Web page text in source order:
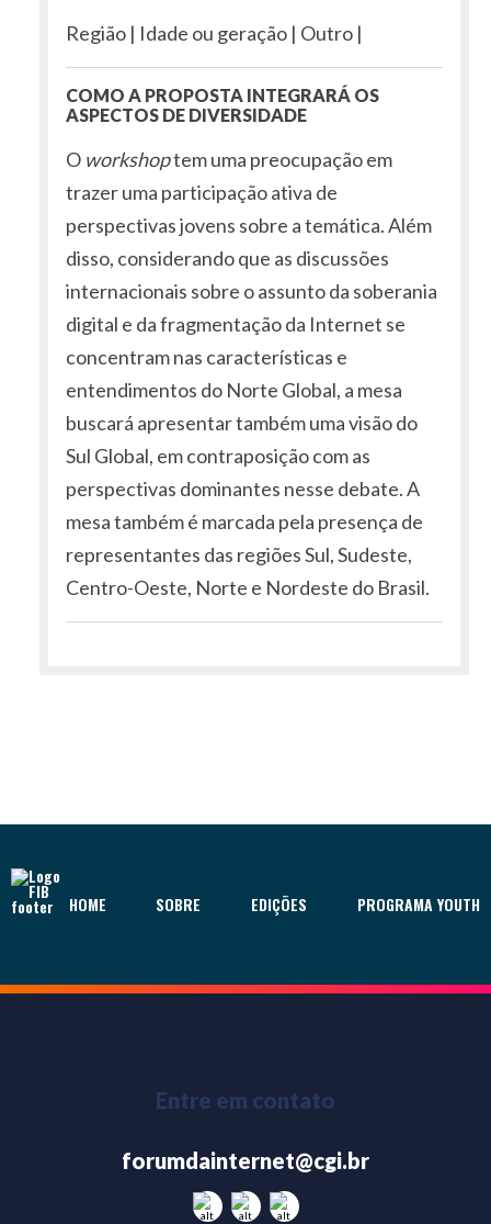
Região | Idade ou geração | Outro |
COMO A PROPOSTA INTEGRARÁ OS
ASPECTOS DE DIVERSIDADE
O workshoptem uma preocupação em
trazer uma participação ativa de
perspectivas jovens sobre a temática. Além
disso, considerando que as discussões
internacionais sobre o assunto da soberania
digital e da fragmentação da Internet se
concentram nas características e
entendimentos do Norte Global, a mesa
buscará apresentar também uma visão do
Sul Global, em contraposição com as
perspectivas dominantes nesse debate. A
mesa também é marcada pela presença de
representantes das regiões Sul, Sudeste,
Centro-Oeste, Norte e Nordeste do Brasil.
HOME SOBRE EDIÇÕES PROGRAMA YOUTH
Entre em contato
forumdainternet@cgi.br